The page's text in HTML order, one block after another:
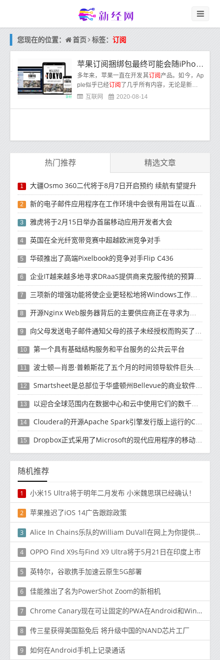
您现在的位置： 首页 标签： 订阅
苹果订阅捆绑包最终可能会随iPhone 12一起发布
多年来，苹果一直在开发其订阅 产品。如今，Ap
ple似乎已经订阅 了几乎所有内容，无论是新闻，
音乐，游戏，甚至现在是电视，如果您对Apple
互联网 2020-08-14
热门推荐 精选文章
1 大疆Osmo 360二代将于8月7日开启预约 续航有望提升
2 新的电子邮件应用程序在工作环境中会很有用旨在以直观方式组织电子邮件收件箱的新功能
3 雅虎将于2月15日举办首届移动应用开发者大会
4 英国在全光纤宽带竞赛中超越欧洲竞争对手
5 华硕推出了高端Pixelbook的竞争对手Flip C436
6 企业IT越来越多地寻求DRaaS提供商来克服传统的预算资源和复杂性挑战
7 三项新的增强功能将使企业更轻松地将Windows工作负载迁移到云
8 开源Nginx Web服务器背后的主要供应商正在寻求为未来10年的增长提供资金
9 向父母发送电子邮件通知父母的孩子未经授权而购买了有关如何退款的产品
10 第一个具有基础结构服务和平台服务的公共云平台
11 波士顿—肖恩·普赖斯花了五个月的时间领导软件巨头SAP的云计算工作
12 Smartsheet是总部位于华盛顿州Bellevue的商业软件制造商
13 以迎合全球范围内在数据中心和云中使用它们的数千名客户
14 Cloudera的开源Apache Spark引擎发行版上运行的Cloud Dataflow版本
15 Dropbox正式​​采用了Microsoft的现代应用程序的移动计算方法
随机推荐
1 小米15 Ultra将于明年二月发布 小米魏思琪已经确认！
2 苹果推迟了iOS 14广告跟踪政策
3 Alice In Chains乐队的William DuVall在网上为你提供了一套免费的音响设备
4 OPPO Find X9s与Find X9 Ultra将于5月21日在印度上市
5 英特尔，谷歌携手加速云原生5G部署
6 佳能推出了名为PowerShot Zoom的新相机
7 Chrome Canary现在可让固定的PWA在Android和Windows上显示应用程序快捷方式
8 传三星获得美国豁免后 将升级中国的NAND芯片工厂
9 如何在Android手机上记录通话